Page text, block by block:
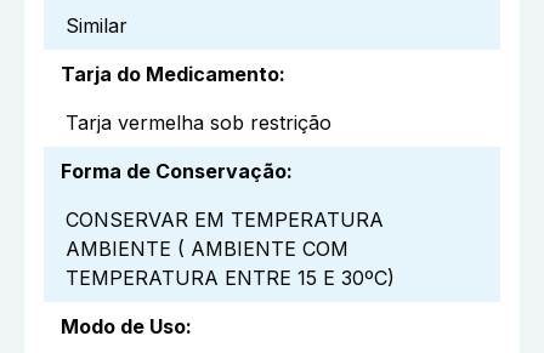
Similar
Tarja do Medicamento:
Tarja vermelha sob restrição
Forma de Conservação:
CONSERVAR EM TEMPERATURA
AMBIENTE ( AMBIENTE COM
TEMPERATURA ENTRE 15 E 30ºC)
Modo de Uso: